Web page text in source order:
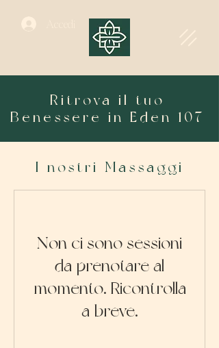
Ritrova il tuo
Benessere in Eden 107
I nostri Massaggi
Non ci sono sessioni
da prenotare al
momento. Ricontrolla
a breve.